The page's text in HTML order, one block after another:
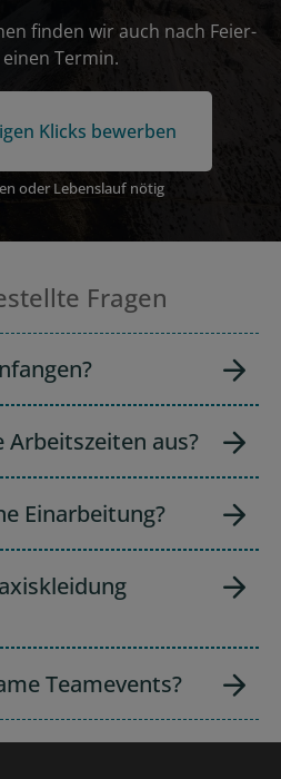
finden wir auch nach Feier­
Termin.
Klicks bewerben
oder Lebenslauf nötig
Fragen
Arbeitszeiten aus?
Einarbeitung?
Teamevents?